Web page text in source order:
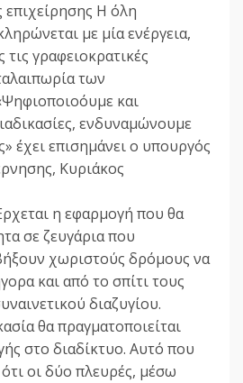
επιχείρησης Η όλη
με μία ενέργεια,
γραφειοκρατικές
των
και
ενδυναμώνουμε
έχει επισημάνει ο υπουργός
Κυριάκος
η εφαρμογή που θα
σε ζευγάρια που
χωριστούς δρόμους να
και από το σπίτι τους
διαζυγίου.
θα πραγματοποιείται
στο διαδίκτυο. Αυτό που
οι δύο πλευρές, μέσω